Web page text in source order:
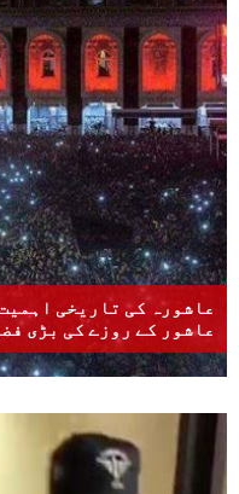
عاشورہ کی تاریخی
عاشور کے روزے کی بڑی